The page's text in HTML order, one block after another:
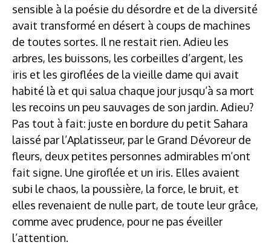
sensible à la poésie du désordre et de la diversité
avait transformé en désert à coups de machines
de toutes sortes. Il ne restait rien. Adieu les
arbres, les buissons, les corbeilles d’argent, les
iris et les giroflées de la vieille dame qui avait
habité là et qui salua chaque jour jusqu’à sa mort
les recoins un peu sauvages de son jardin. Adieu?
Pas tout à fait: juste en bordure du petit Sahara
laissé par l’Aplatisseur, par le Grand Dévoreur de
fleurs, deux petites personnes admirables m’ont
fait signe. Une giroflée et un iris. Elles avaient
subi le chaos, la poussière, la force, le bruit, et
elles revenaient de nulle part, de toute leur grâce,
comme avec prudence, pour ne pas éveiller
l’attention.